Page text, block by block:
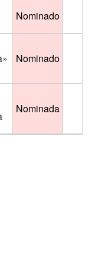
Nominado
Nominado
Nominada